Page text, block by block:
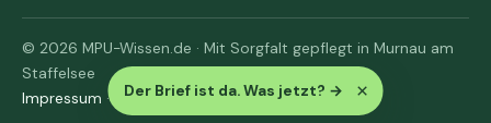
Der Brief ist da. Was jetzt? → ×
© 2026 MPU-Wissen.de · Mit Sorgfalt gepflegt in Murnau am
Staffelsee
Impressum · Datenschutz & AGB